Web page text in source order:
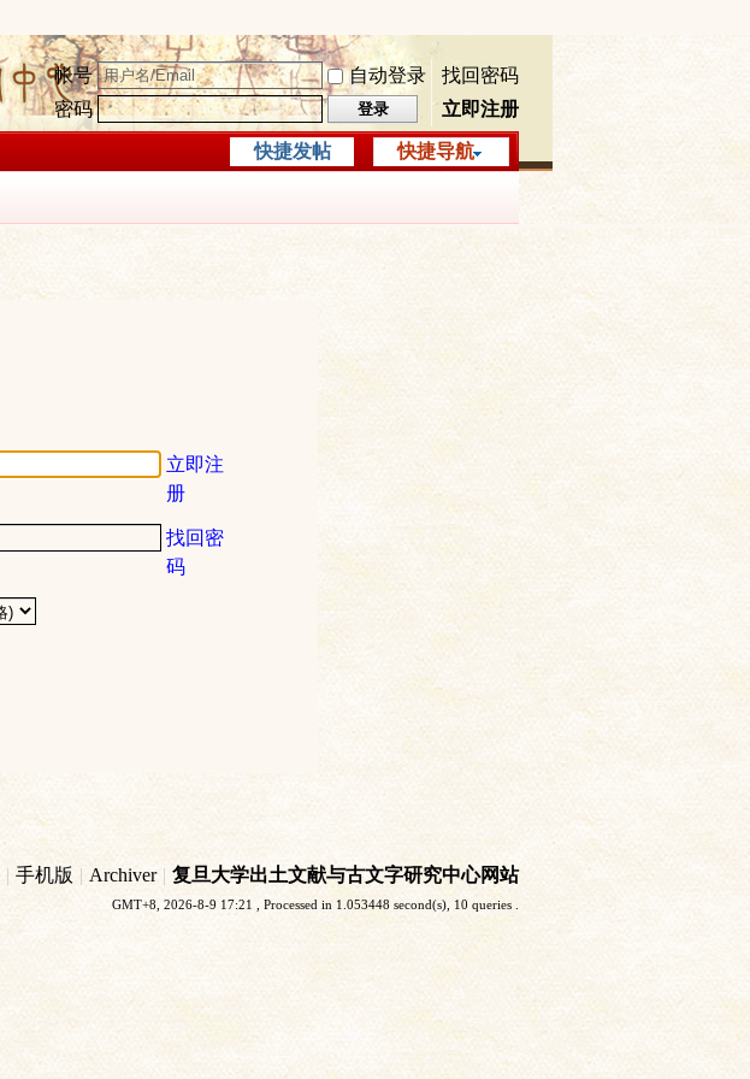
帐号 自动登录
找回密码
密码
登录 立即注册
快捷导航
快捷发帖
立即注
册
找回密
码
| 手机版 | Archiver | 复旦大学出土文献与古文字研究中心网站
GMT+8, 2026-8-9 17:21 , Processed in 1.053448 second(s), 10 queries .